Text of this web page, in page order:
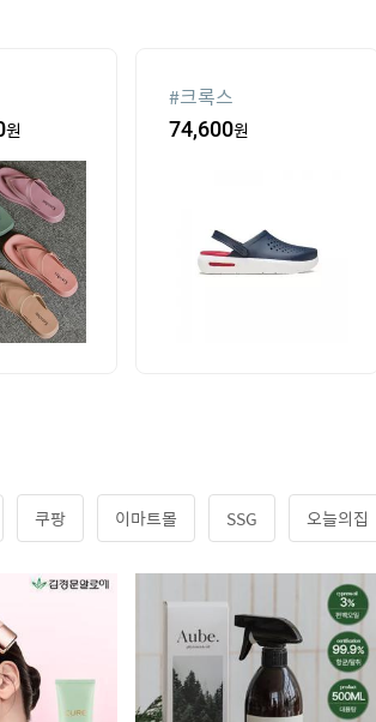
원
#크록스
74,600원
쿠팡 이마트몰 SSG 오늘의집